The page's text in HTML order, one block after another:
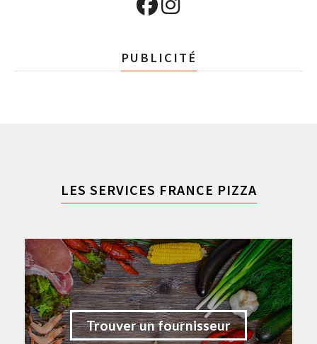
PUBLICITÉ
LES SERVICES FRANCE PIZZA
Trouver un fournisseur